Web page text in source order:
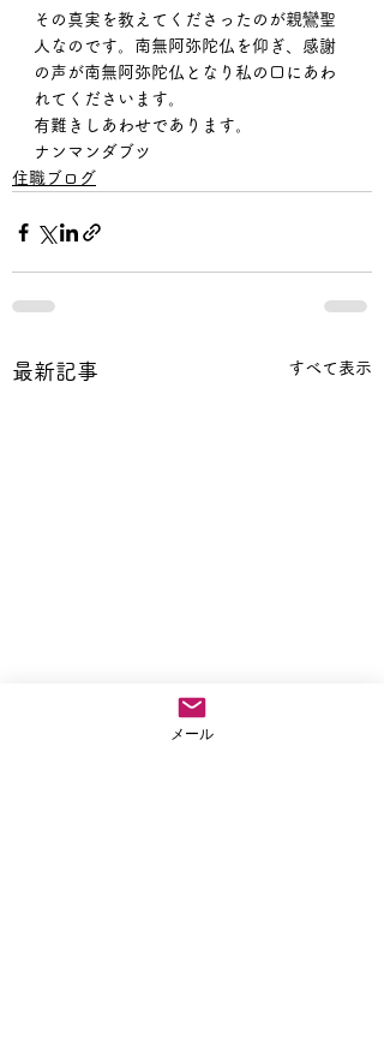
その真実を教えてくださったのが親鸞聖
人なのです。南無阿弥陀仏を仰ぎ、感謝
の声が南無阿弥陀仏となり私の口にあわ
れてくださいます。
有難きしあわせであります。
ナンマンダブツ
住職ブログ
最新記事 すべて表示
メール